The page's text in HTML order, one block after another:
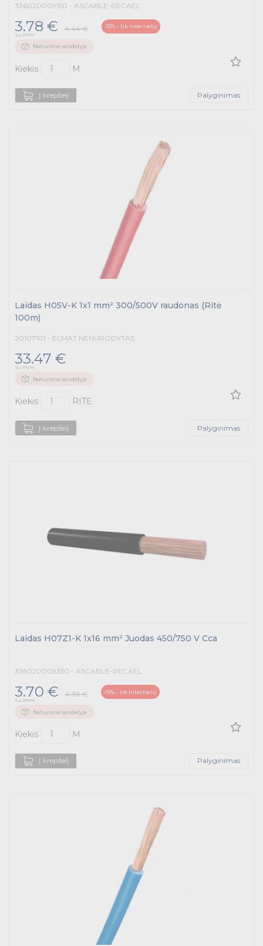
336020009150 - ASCABLE-RECAEL
3.78 € 4.44 € -15% – tik internetu
Su PVM
Neturime sandėlyje
Kiekis M
Į krepšelį Palyginimas
Laidas H05V-K 1x1 mm² 300/500V raudonas (Ritė
100m)
20107101 - ELMAT NENURODYTAS
33.47 €
Su PVM
Neturime sandėlyje
Kiekis RITĖ
Į krepšelį Palyginimas
Laidas H07Z1-K 1x16 mm² Juodas 450/750 V Cca
336020009350 - ASCABLE-RECAEL
3.70 € 4.36 € -15% – tik internetu
Su PVM
Neturime sandėlyje
Kiekis M
Į krepšelį Palyginimas